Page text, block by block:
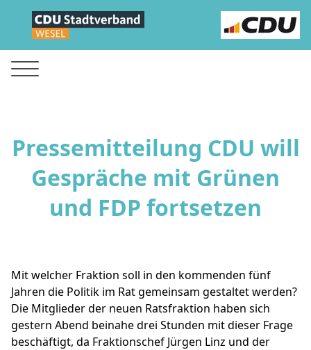
Pressemitteilung CDU will
Gespräche mit Grünen
und FDP fortsetzen
Mit welcher Fraktion soll in den kommenden fünf
Jahren die Politik im Rat gemeinsam gestaltet werden?
Die Mitglieder der neuen Ratsfraktion haben sich
gestern Abend beinahe drei Stunden mit dieser Frage
beschäftigt, da Fraktionschef Jürgen Linz und der